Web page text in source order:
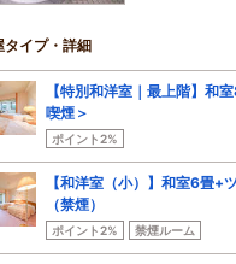
タイプ・詳細
【特別和洋室｜最上階】和
喫煙＞
ポイント2%
【和洋室（小）】和室6畳+
（禁煙）
ポイント2% 禁煙ルーム